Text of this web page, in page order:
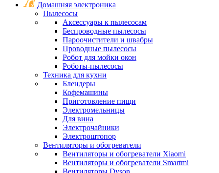
Домашняя электроника
Пылесосы
Аксессуары к пылесосам
Беспроводные пылесосы
Пароочистители и швабры
Проводные пылесосы
Робот для мойки окон
Роботы-пылесосы
Техника для кухни
Блендеры
Кофемашины
Приготовление пищи
Электромельницы
Для вина
Электрочайники
Электроштопор
Вентиляторы и обогреватели
Вентиляторы и обогреватели Xiaomi
Вентиляторы и обогреватели Smartmi
Вентиляторы Dyson